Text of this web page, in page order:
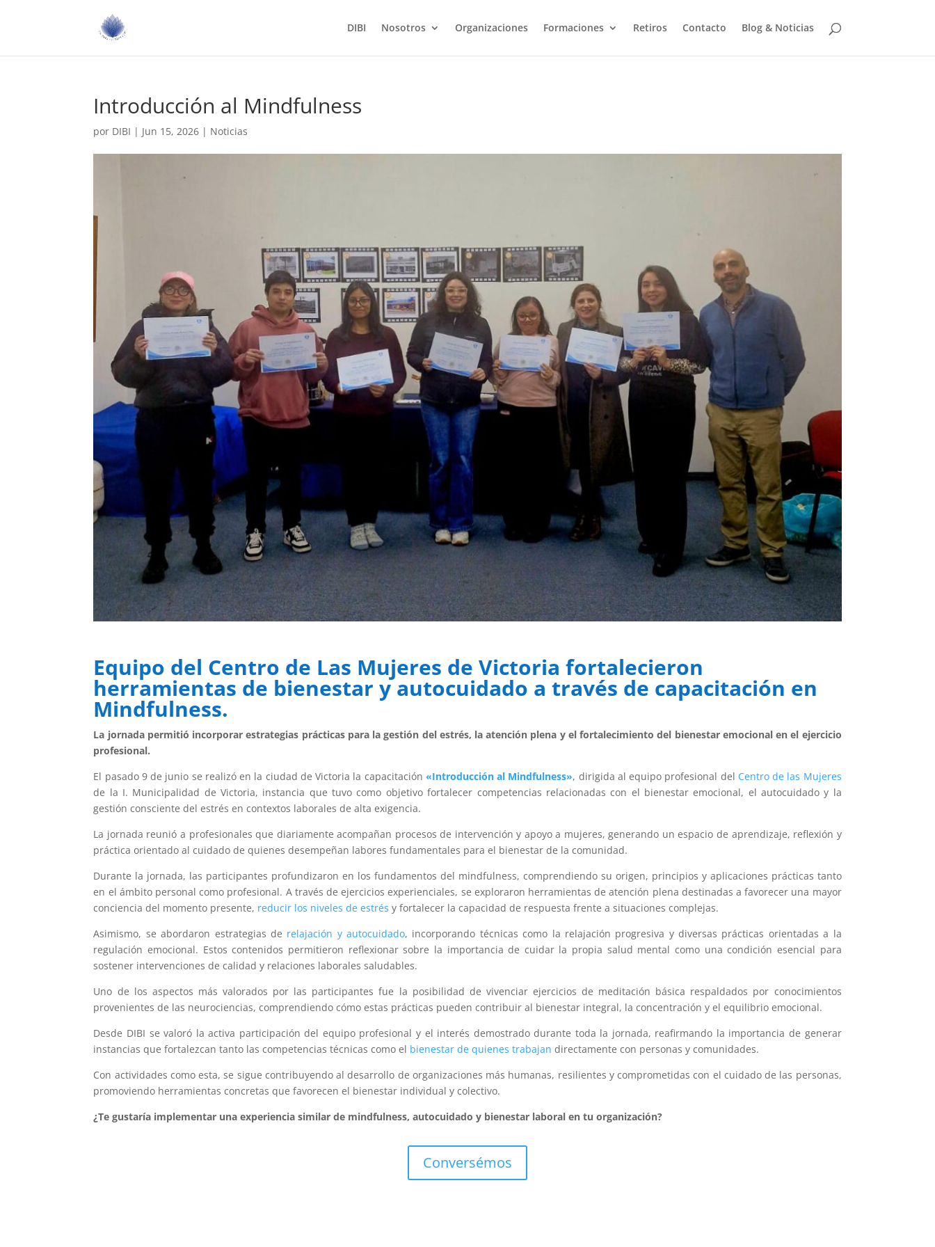
DIBI Nosotros Organizaciones Formaciones Retiros Contacto Blog & Noticias
Introducción al Mindfulness
por DIBI | Jun 15, 2026 | Noticias
Equipo del Centro de Las Mujeres de Victoria fortalecieron
herramientas de bienestar y autocuidado a través de capacitación en
Mindfulness.
La jornada permitió incorporar estrategias prácticas para la gestión del estrés, la atención plena y el fortalecimiento del bienestar emocional en el ejercicio
profesional.
El pasado 9 de junio se realizó en la ciudad de Victoria la capacitación «Introducción al Mindfulness», dirigida al equipo profesional del Centro de las Mujeres
de la I. Municipalidad de Victoria, instancia que tuvo como objetivo fortalecer competencias relacionadas con el bienestar emocional, el autocuidado y la
gestión consciente del estrés en contextos laborales de alta exigencia.
La jornada reunió a profesionales que diariamente acompañan procesos de intervención y apoyo a mujeres, generando un espacio de aprendizaje, reflexión y
práctica orientado al cuidado de quienes desempeñan labores fundamentales para el bienestar de la comunidad.
Durante la jornada, las participantes profundizaron en los fundamentos del mindfulness, comprendiendo su origen, principios y aplicaciones prácticas tanto
en el ámbito personal como profesional. A través de ejercicios experienciales, se exploraron herramientas de atención plena destinadas a favorecer una mayor
conciencia del momento presente, reducir los niveles de estrés y fortalecer la capacidad de respuesta frente a situaciones complejas.
Asimismo, se abordaron estrategias de relajación y autocuidado, incorporando técnicas como la relajación progresiva y diversas prácticas orientadas a la
regulación emocional. Estos contenidos permitieron reflexionar sobre la importancia de cuidar la propia salud mental como una condición esencial para
sostener intervenciones de calidad y relaciones laborales saludables.
Uno de los aspectos más valorados por las participantes fue la posibilidad de vivenciar ejercicios de meditación básica respaldados por conocimientos
provenientes de las neurociencias, comprendiendo cómo estas prácticas pueden contribuir al bienestar integral, la concentración y el equilibrio emocional.
Desde DIBI se valoró la activa participación del equipo profesional y el interés demostrado durante toda la jornada, reafirmando la importancia de generar
instancias que fortalezcan tanto las competencias técnicas como el bienestar de quienes trabajan directamente con personas y comunidades.
Con actividades como esta, se sigue contribuyendo al desarrollo de organizaciones más humanas, resilientes y comprometidas con el cuidado de las personas,
promoviendo herramientas concretas que favorecen el bienestar individual y colectivo.
¿Te gustaría implementar una experiencia similar de mindfulness, autocuidado y bienestar laboral en tu organización?
Conversémos